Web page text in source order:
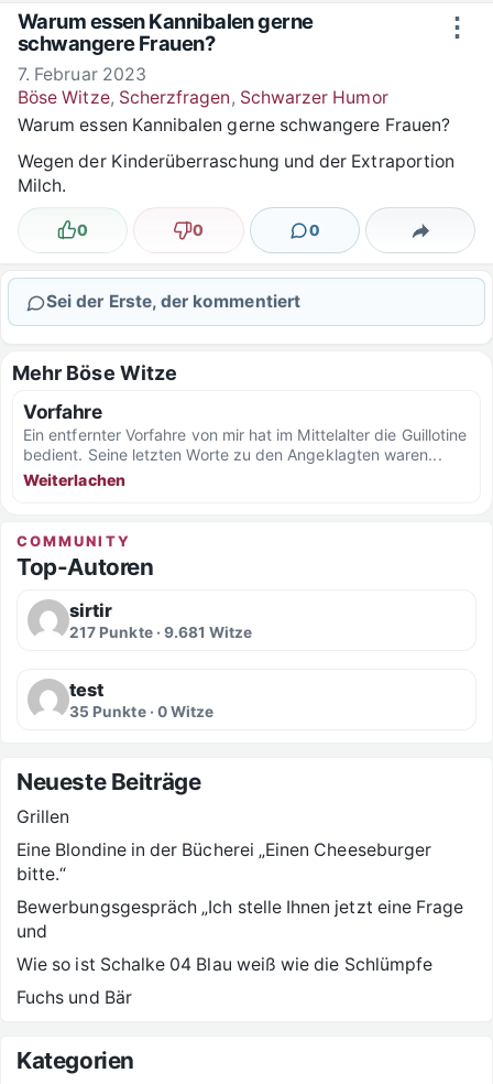
Zum Inhalt springen ⋮
Warum essen Kannibalen gerne
schwangere Frauen?
7. Februar 2023
Böse Witze, Scherzfragen, Schwarzer Humor
Warum essen Kannibalen gerne schwangere Frauen?
Wegen der Kinderüberraschung und der Extraportion
Milch.
Lustig
0 Nicht lustig
0 0
Kommentare Teilen
Sei der Erste, der kommentiert
Mehr Böse Witze
Vorfahre
Ein entfernter Vorfahre von mir hat im Mittelalter die Guillotine
bedient. Seine letzten Worte zu den Angeklagten waren...
Weiterlachen
COMMUNITY
Top-Autoren
sirtir
217 Punkte · 9.681 Witze
test
35 Punkte · 0 Witze
Neueste Beiträge
Grillen
Eine Blondine in der Bücherei „Einen Cheeseburger
bitte.“
Bewerbungsgespräch „Ich stelle Ihnen jetzt eine Frage
und
Wie so ist Schalke 04 Blau weiß wie die Schlümpfe
Fuchs und Bär
Kategorien